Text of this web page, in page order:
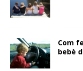
Com
bebè